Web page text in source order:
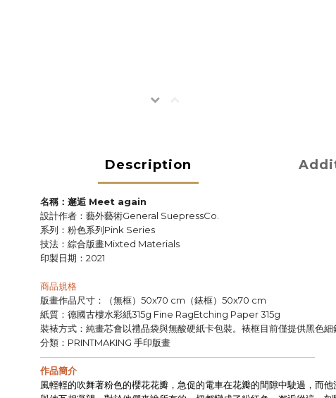
Description
名稱：邂逅 Meet again
設計作者：藝外藝術General SuepressCo.
系列：粉色系列Pink Series
技法：綜合版畫Mixted Materials
印製日期： 2021
商品規格
版畫作品尺寸：（無框） 50x70 cm （錶框） 50x70 cm
紙質：德國古樓水彩紙315g Fine RagEtching Paper 315g
裝裱方式：純畫芯會以禮品袋與無酸硬紙卡包裝。裱框目前僅提供黑色
分類： PRINTMAKING 手印版畫
——————————————————————————————
作品簡介
風輕輕的吹舞著粉色的櫻花花瓣，急促的電車在花瓣的間隙中駛過，而